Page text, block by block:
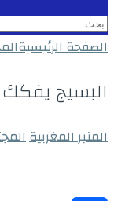
البحث
عن:
الصفحة الرئيسية
البسيج يفكك خلية
المنبر المغربية